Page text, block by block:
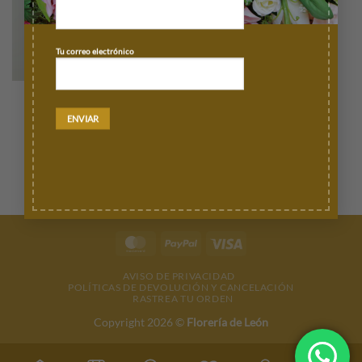
Tu correo electrónico
AMOR / ANIVERSARIO
Ramo Alexia
$1,910.00
MasterCardPayPal
AVISO DE PRIVACIDAD
POLÍTICAS DE DEVOLUCIÓN Y CANCELACIÓN
RASTREA TU ORDEN
Copyright 2026 © Florería de León